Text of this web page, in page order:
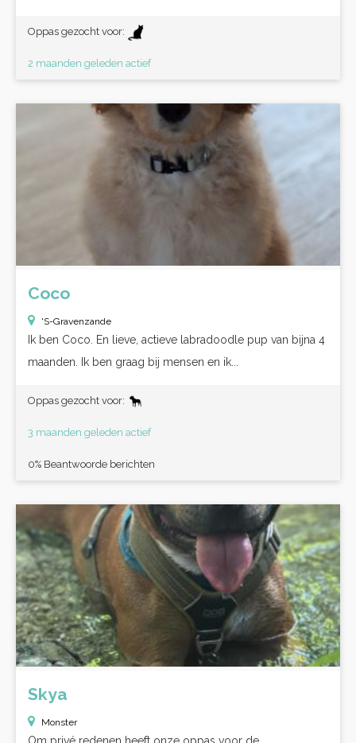
Oppas gezocht voor:
2 maanden geleden actief
Coco
'S-Gravenzande
Ik ben Coco. En lieve, actieve labradoodle pup van bijna 4
maanden. Ik ben graag bij mensen en ik...
Oppas gezocht voor:
3 maanden geleden actief
0% Beantwoorde berichten
Skya
Monster